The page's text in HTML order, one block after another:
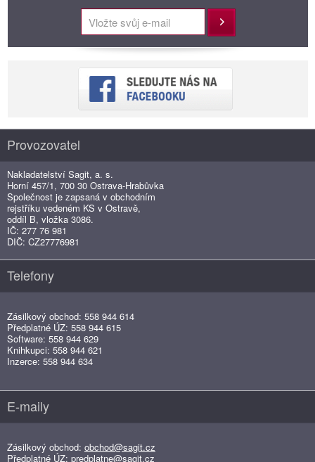
Přihlásit
Provozovatel
Nakladatelství Sagit, a. s.
Horní 457/1, 700 30 Ostrava-Hrabůvka
Společnost je zapsaná v obchodním
rejstříku vedeném KS v Ostravě,
oddíl B, vložka 3086.
IČ: 277 76 981
DIČ: CZ27776981
Telefony
Zásilkový obchod: 558 944 614
Předplatné ÚZ: 558 944 615
Software: 558 944 629
Knihkupci: 558 944 621
Inzerce: 558 944 634
E-maily
Zásilkový obchod: obchod@sagit.cz
Předplatné ÚZ: predplatne@sagit.cz